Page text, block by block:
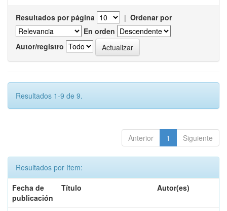
Resultados por página | Ordenar por
En orden
Autor/registro
Resultados 1-9 de 9.
Anterior 1 Siguiente
Resultados por ítem:
Fecha de
publicación
Título Autor(es)